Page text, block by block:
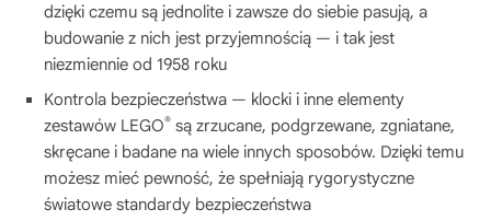
dzięki czemu są jednolite i zawsze do siebie pasują, a
budowanie z nich jest przyjemnością — i tak jest
niezmiennie od 1958 roku
Kontrola bezpieczeństwa — klocki i inne elementy
zestawów LEGO® są zrzucane, podgrzewane, zgniatane,
skręcane i badane na wiele innych sposobów. Dzięki temu
możesz mieć pewność, że spełniają rygorystyczne
światowe standardy bezpieczeństwa